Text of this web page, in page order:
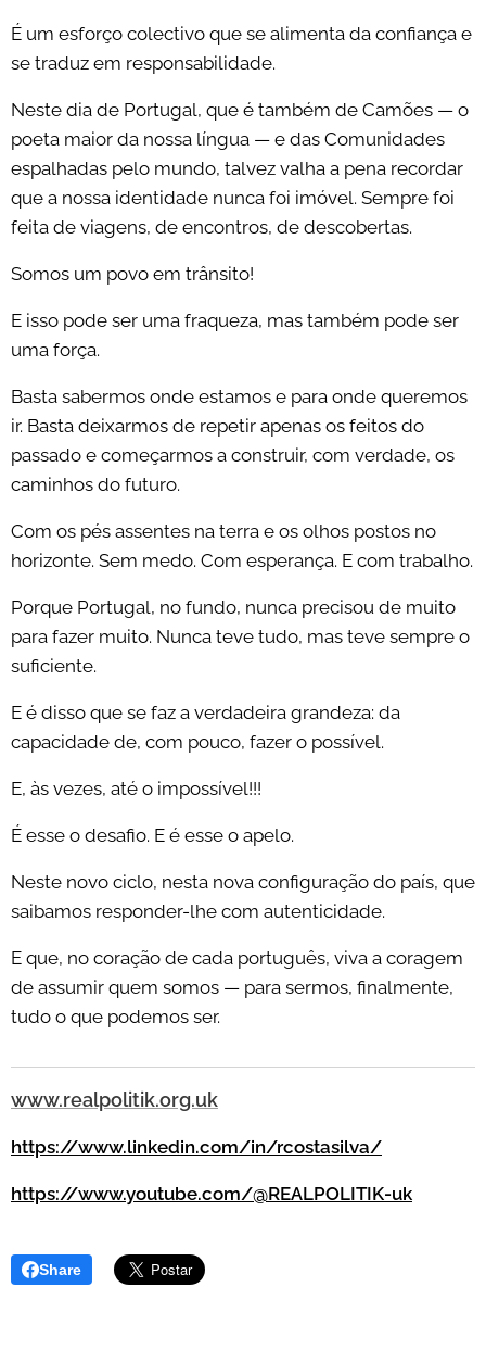
É um esforço colectivo que se alimenta da confiança e
se traduz em responsabilidade.
Neste dia de Portugal, que é também de Camões — o
poeta maior da nossa língua — e das Comunidades
espalhadas pelo mundo, talvez valha a pena recordar
que a nossa identidade nunca foi imóvel. Sempre foi
feita de viagens, de encontros, de descobertas.
Somos um povo em trânsito!
E isso pode ser uma fraqueza, mas também pode ser
uma força.
Basta sabermos onde estamos e para onde queremos
ir. Basta deixarmos de repetir apenas os feitos do
passado e começarmos a construir, com verdade, os
caminhos do futuro.
Com os pés assentes na terra e os olhos postos no
horizonte. Sem medo. Com esperança. E com trabalho.
Porque Portugal, no fundo, nunca precisou de muito
para fazer muito. Nunca teve tudo, mas teve sempre o
suficiente.
E é disso que se faz a verdadeira grandeza: da
capacidade de, com pouco, fazer o possível.
E, às vezes, até o impossível!!!
É esse o desafio. E é esse o apelo.
Neste novo ciclo, nesta nova configuração do país, que
saibamos responder-lhe com autenticidade.
E que, no coração de cada português, viva a coragem
de assumir quem somos — para sermos, finalmente,
tudo o que podemos ser.
www.realpolitik.org.uk
https://www.linkedin.com/in/rcostasilva/
https://www.youtube.com/@REALPOLITIK-uk
Share